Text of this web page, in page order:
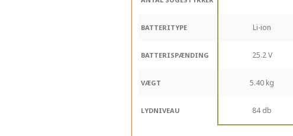
BATTERITYPE Li-ion
BATTERISPÆNDING 25.2 V
VÆGT 5.40 kg
LYDNIVEAU 84 db